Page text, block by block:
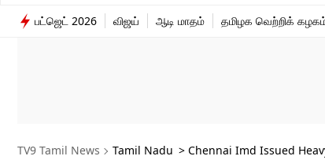
தமிழ்நாடு
விளையாட்டு
பட்ஜெட் 2026 விஜய் ஆடி மாதம் தமிழக வெற்றிக்
TV9 Tamil News Tamil Nadu > Chennai Imd Issued